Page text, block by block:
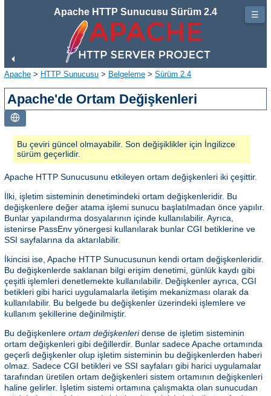
Apache HTTP Sunucusu Sürüm 2.4
Apache > HTTP Sunucusu > Belgeleme > Sürüm 2.4
Apache'de Ortam Değişkenleri
Bu çeviri güncel olmayabilir. Son değişiklikler için İngilizce
sürüm geçerlidir.
Apache HTTP Sunucusunu etkileyen ortam değişkenleri iki çeşittir.
İlki, işletim sisteminin denetimindeki ortam değişkenleridir. Bu
değişkenlere değer atama işlemi sunucu başlatılmadan önce yapılır.
Bunlar yapılandırma dosyalarının içinde kullanılabilir. Ayrıca,
istenirse PassEnv yönergesi kullanılarak bunlar CGI betiklerine ve
SSI sayfalarına da aktarılabilir.
İkincisi ise, Apache HTTP Sunucusunun kendi ortam değişkenleridir.
Bu değişkenlerde saklanan bilgi erişim denetimi, günlük kaydı gibi
çeşitli işlemleri denetlemekte kullanılabilir. Değişkenler ayrıca, CGI
betikleri gibi harici uygulamalarla iletişim mekanizması olarak da
kullanılabilir. Bu belgede bu değişkenler üzerindeki işlemlere ve
kullanım şekillerine değinilmiştir.
Bu değişkenlere ortam değişkenleridense de işletim sisteminin
ortam değişkenleri gibi değillerdir. Bunlar sadece Apache ortamında
geçerli değişkenler olup işletim sisteminin bu değişkenlerden haberi
olmaz. Sadece CGI betikleri ve SSI sayfaları gibi harici uygulamalar
tarafından üretilen ortam değişkenleri sistem ortamının değişkenleri
haline gelirler. İşletim sistemi ortamına çalışmakta olan sunucudan
☰